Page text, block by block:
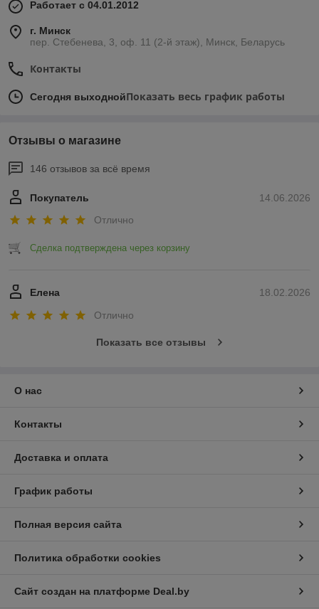
Работает с 04.01.2012
г. Минск
пер. Стебенева, 3, оф. 11 (2-й этаж), Минск, Беларусь
Контакты
Сегодня выходнойПоказать весь график работы
Отзывы о магазине
146 отзывов за всё время
14.06.2026
Покупатель
Отлично
Сделка подтверждена через корзину
18.02.2026
Елена
Отлично
Показать все отзывы
О нас
Контакты
Доставка и оплата
График работы
Полная версия сайта
Политика обработки cookies
Сайт создан на платформе Deal.by